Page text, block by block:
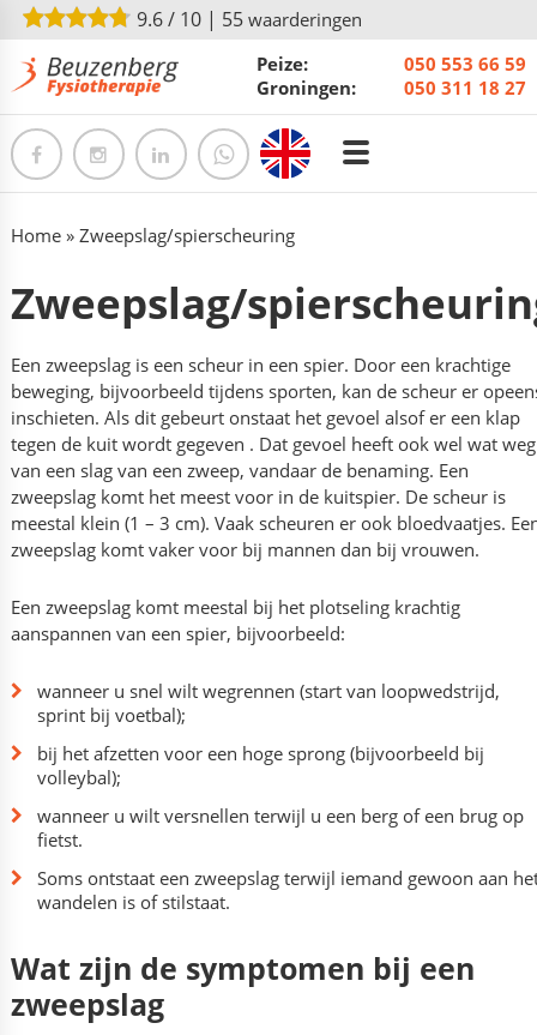
9.6/ 10 | 55 waarderingen
Peize:
050 553 66 59
Groningen:
050 311 18 27
Home» Zweepslag/spierscheuring
Zweepslag/
Een zweepslag is een scheur in een spier. Door een krachtige
beweging, bijvoorbeeld tijdens sporten, kan de scheur er
inschieten. Als dit gebeurt onstaat het gevoel alsof er een klap
tegen de kuit wordt gegeven . Dat gevoel heeft ook wel wat weg
van een slag van een zweep, vandaar de benaming. Een
zweepslag komt het meest voor in de kuitspier. De scheur is
meestal klein (1 – 3 cm). Vaak scheuren er ook bloedvaatjes.
zweepslag komt vaker voor bij mannen dan bij vrouwen.
Een zweepslag komt meestal bij het plotseling krachtig
aanspannen van een spier, bijvoorbeeld:
wanneer u snel wilt wegrennen (start van loopwedstrijd,
sprint bij voetbal);
bij het afzetten voor een hoge sprong (bijvoorbeeld bij
volleybal);
wanneer u wilt versnellen terwijl u een berg of een brug op
fietst.
Soms ontstaat een zweepslag terwijl iemand gewoon aan
wandelen is of stilstaat.
Wat zijn de symptomen bij een
zweepslag